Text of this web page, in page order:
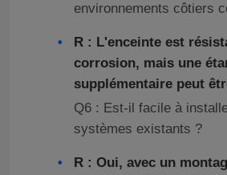
environnements côtiers
R : L'enceinte est
corrosion, mais une
supplémentaire peut
Q6 : Est-il facile à
systèmes existants ?
R : Oui, avec un